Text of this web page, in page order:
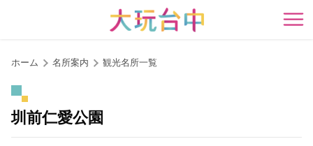
開
ホーム 名所案内 観光名所一覧
圳前仁愛公園